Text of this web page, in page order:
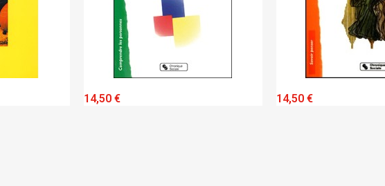
QUICK VIEW QUICK VIEW